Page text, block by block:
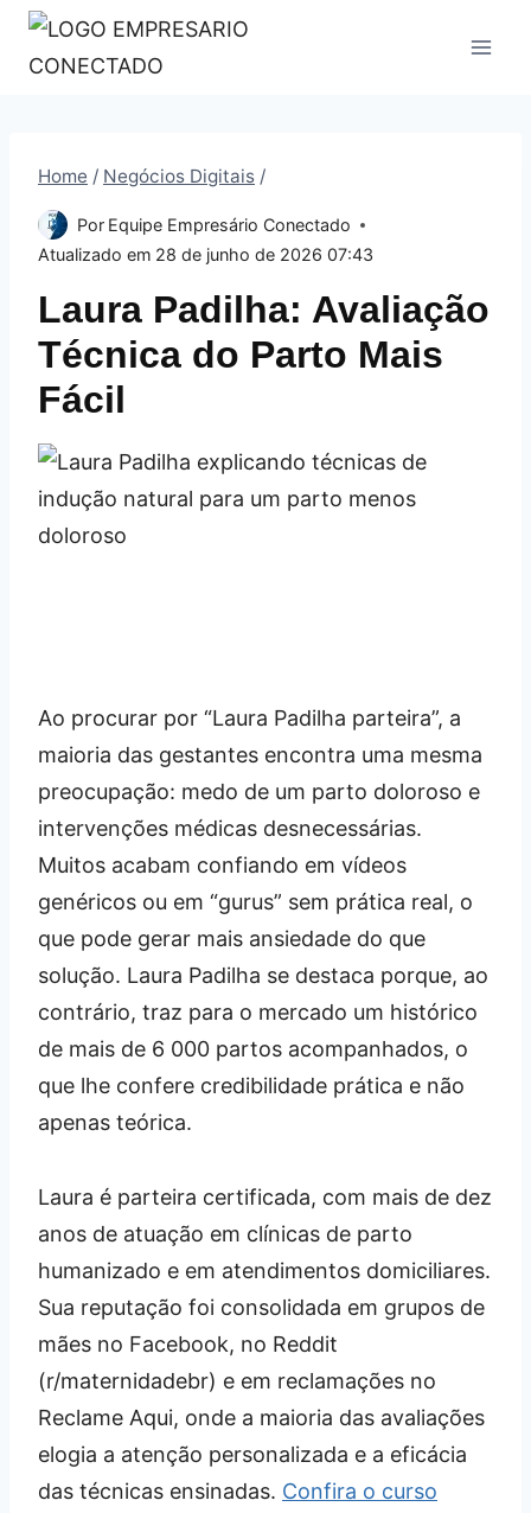
Pular
para
Home / Negócios Digitais /
Por Equipe Empresário Conectado
Atualizado em 28 de junho de 2026 07:43
Laura Padilha: Avaliação
Técnica do Parto Mais
Fácil
Ao procurar por “Laura Padilha parteira”, a
maioria das gestantes encontra uma mesma
preocupação: medo de um parto doloroso e
intervenções médicas desnecessárias.
Muitos acabam confiando em vídeos
genéricos ou em “gurus” sem prática real, o
que pode gerar mais ansiedade do que
solução. Laura Padilha se destaca porque, ao
contrário, traz para o mercado um histórico
de mais de 6 000 partos acompanhados, o
que lhe confere credibilidade prática e não
apenas teórica.
Laura é parteira certificada, com mais de dez
anos de atuação em clínicas de parto
humanizado e em atendimentos domiciliares.
Sua reputação foi consolidada em grupos de
mães no Facebook, no Reddit
(r/maternidadebr) e em reclamações no
Reclame Aqui, onde a maioria das avaliações
elogia a atenção personalizada e a eficácia
das técnicas ensinadas. Confira o curso